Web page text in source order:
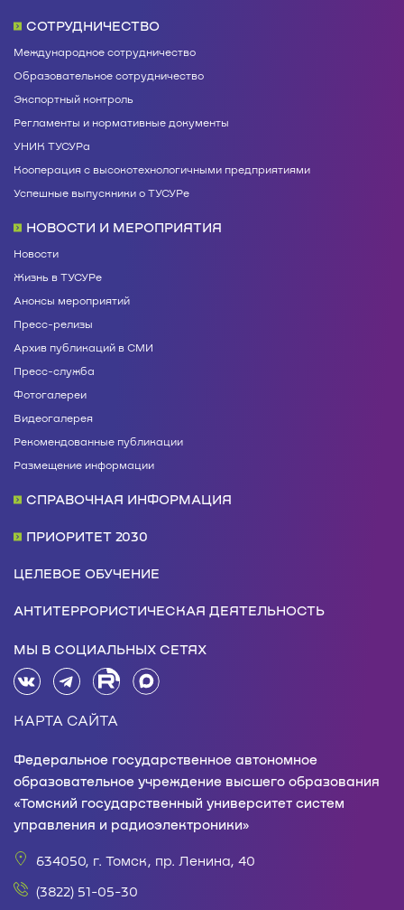
СОТРУДНИЧЕСТВО
Международное сотрудничество
Образовательное сотрудничество
Экспортный контроль
Регламенты и нормативные документы
УНИК ТУСУРа
Кооперация с высокотехнологичными предприятиями
Успешные выпускники о ТУСУРе
НОВОСТИ И МЕРОПРИЯТИЯ
Новости
Жизнь в ТУСУРе
Анонсы мероприятий
Пресс-релизы
Архив публикаций в СМИ
Пресс-служба
Фотогалереи
Видеогалерея
Рекомендованные публикации
Размещение информации
СПРАВОЧНАЯ ИНФОРМАЦИЯ
ПРИОРИТЕТ 2030
ЦЕЛЕВОЕ ОБУЧЕНИЕ
АНТИТЕРРОРИСТИЧЕСКАЯ ДЕЯТЕЛЬНОСТЬ
МЫ В СОЦИАЛЬНЫХ СЕТЯХ
КАРТА САЙТА
Федеральное государственное автономное
образовательное учреждение высшего образования
«Томский государственный университет систем
управления и радиоэлектроники»
634050, г. Томск, пр. Ленина, 40
(3822) 51-05-30